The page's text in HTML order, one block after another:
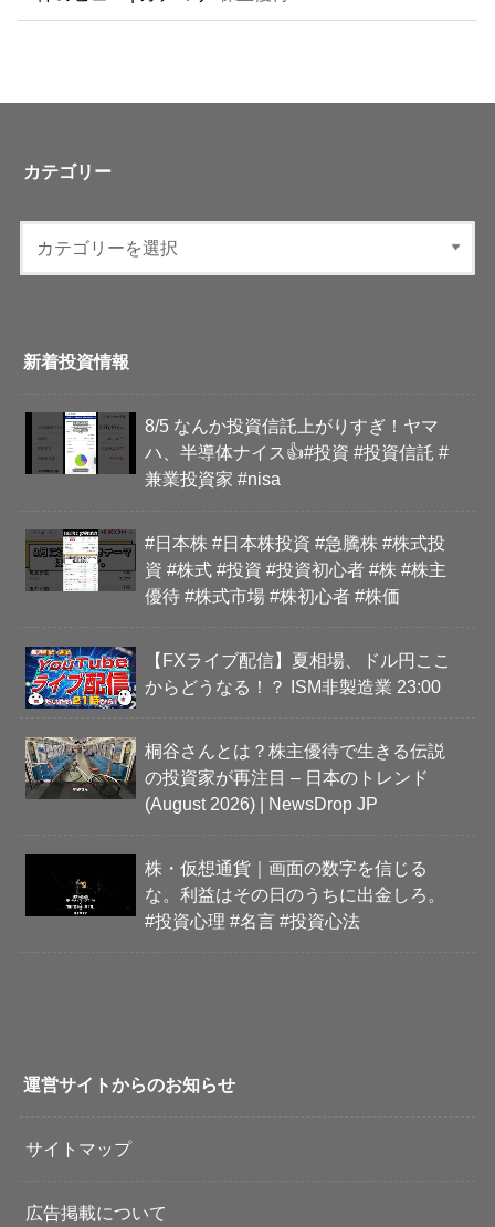
カテゴリー
新着投資情報
8/5 なんか投資信託上がりすぎ！ヤマ
ハ、半導体ナイス👍#投資 #投資信託 #
兼業投資家 #nisa
#日本株 #日本株投資 #急騰株 #株式投
資 #株式 #投資 #投資初心者 #株 #株主
優待 #株式市場 #株初心者 #株価
【FXライブ配信】夏相場、ドル円ここ
からどうなる！？ ISM非製造業 23:00
桐谷さんとは？株主優待で生きる伝説
の投資家が再注目 – 日本のトレンド
(August 2026) | NewsDrop JP
株・仮想通貨｜画面の数字を信じる
な。利益はその日のうちに出金しろ。
#投資心理 #名言 #投資心法
運営サイトからのお知らせ
サイトマップ
広告掲載について